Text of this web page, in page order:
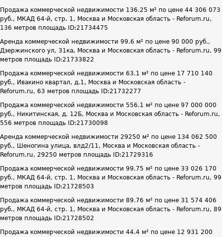
Продажа коммерческой недвижимости 136.25 м² по цене 44 306 073
руб., МКАД 64-й, стр. 1, Москва и Московская область - Reforum.ru,
136 метров площадь ID:21734475
Аренда коммерческой недвижимости 99.6 м² по цене 90 000 руб.,
Дзержинского ул, 31ка, Москва и Московская область - Reforum.ru, 99
метров площадь ID:21733822
Продажа коммерческой недвижимости 63.1 м² по цене 17 710 140
руб., Ивакино квартал, д.1, Москва и Московская область -
Reforum.ru, 63 метров площадь ID:21732277
Продажа коммерческой недвижимости 556.1 м² по цене 97 000 000
руб., Никитинская, д. 12Б, Москва и Московская область - Reforum.ru,
556 метров площадь ID:21730098
Аренда коммерческой недвижимости 29250 м² по цене 134 062 500
руб., Шеногина улица, влд2/11, Москва и Московская область -
Reforum.ru, 29250 метров площадь ID:21729316
Продажа коммерческой недвижимости 99.75 м² по цене 33 026 170
руб., МКАД 64-й, стр. 1, Москва и Московская область - Reforum.ru, 99
метров площадь ID:21728503
Продажа коммерческой недвижимости 89.76 м² по цене 31 574 406
руб., МКАД 64-й, стр. 1, Москва и Московская область - Reforum.ru, 89
метров площадь ID:21728502
Продажа коммерческой недвижимости 44.4 м² по цене 12 931 200